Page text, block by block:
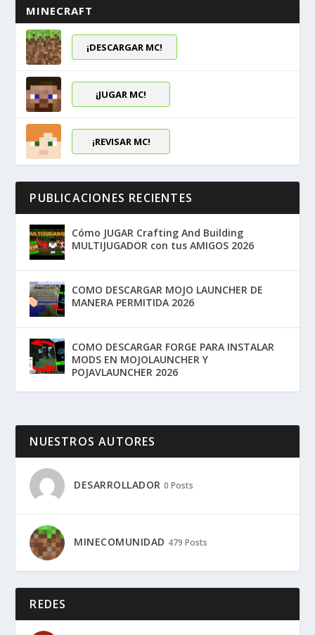
MINECRAFT
¡DESCARGAR MC!
¡JUGAR MC!
¡REVISAR MC!
PUBLICACIONES RECIENTES
Cómo JUGAR Crafting And Building
MULTIJUGADOR con tus AMIGOS 2026
COMO DESCARGAR MOJO LAUNCHER DE
MANERA PERMITIDA 2026
COMO DESCARGAR FORGE PARA INSTALAR
MODS EN MOJOLAUNCHER Y
POJAVLAUNCHER 2026
NUESTROS AUTORES
DESARROLLADOR 0 Posts
MINECOMUNIDAD 479 Posts
REDES